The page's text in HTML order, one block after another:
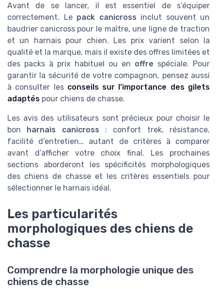
Avant de se lancer, il est essentiel de s’équiper
correctement. Le pack canicross inclut souvent un
baudrier canicross pour le maître, une ligne de traction
et un harnais pour chien. Les prix varient selon la
qualité et la marque, mais il existe des offres limitées et
des packs à prix habituel ou en offre spéciale. Pour
garantir la sécurité de votre compagnon, pensez aussi
à consulter les conseils sur l’importance des gilets
adaptés pour chiens de chasse.
Les avis des utilisateurs sont précieux pour choisir le
bon harnais canicross : confort trek, résistance,
facilité d’entretien… autant de critères à comparer
avant d’afficher votre choix final. Les prochaines
sections aborderont les spécificités morphologiques
des chiens de chasse et les critères essentiels pour
sélectionner le harnais idéal.
Les particularités
morphologiques des chiens de
chasse
Comprendre la morphologie unique des
chiens de chasse